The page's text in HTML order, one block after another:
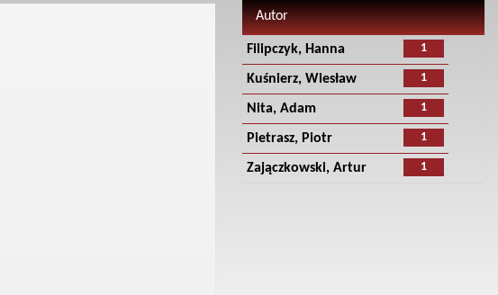
Autor
1
Filipczyk, Hanna
1
Kuśnierz, Wiesław
1
Nita, Adam
1
Pietrasz, Piotr
1
Zajączkowski, Artur